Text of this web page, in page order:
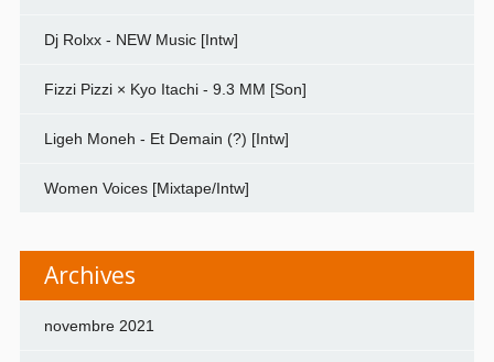
Dj Rolxx - NEW Music [Intw]
Fizzi Pizzi × Kyo Itachi - 9.3 MM [Son]
Ligeh Moneh - Et Demain (?) [Intw]
Women Voices [Mixtape/Intw]
Archives
novembre 2021